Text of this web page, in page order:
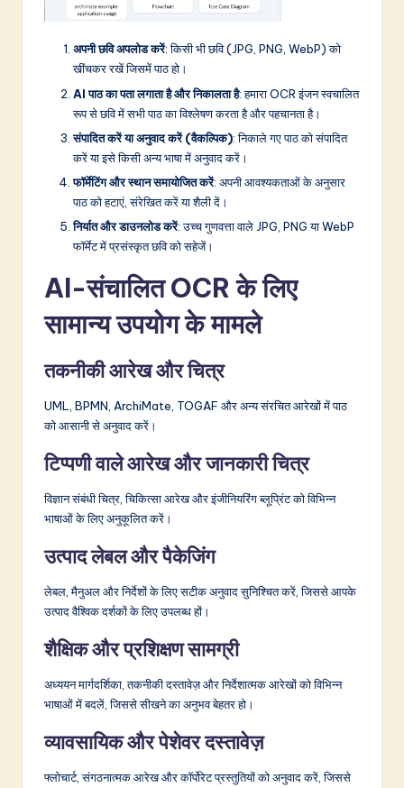
अपनी छवि अपलोड करें: किसी भी छवि (JPG, PNG, WebP) को
खींचकर रखें जिसमें पाठ हो।
AI पाठ का पता लगाता है और निकालता है: हमारा OCR इंजन स्वचालित
रूप से छवि में सभी पाठ का विश्लेषण करता है और पहचानता है।
संपादित करें या अनुवाद करें (वैकल्पिक): निकाले गए पाठ को संपादित
करें या इसे किसी अन्य भाषा में अनुवाद करें।
फॉर्मेटिंग और स्थान समायोजित करें: अपनी आवश्यकताओं के अनुसार
पाठ को हटाएं, संरेखित करें या शैली दें।
निर्यात और डाउनलोड करें: उच्च गुणवत्ता वाले JPG, PNG या WebP
फॉर्मेट में प्रसंस्कृत छवि को सहेजें।
AI-संचालित OCR के लिए
सामान्य उपयोग के मामले
तकनीकी आरेख और चित्र
UML, BPMN, ArchiMate, TOGAF और अन्य संरचित आरेखों में पाठ
को आसानी से अनुवाद करें।
टिप्पणी वाले आरेख और जानकारी चित्र
विज्ञान संबंधी चित्र, चिकित्सा आरेख और इंजीनियरिंग ब्लूप्रिंट को विभिन्न
भाषाओं के लिए अनुकूलित करें।
उत्पाद लेबल और पैकेजिंग
लेबल, मैनुअल और निर्देशों के लिए सटीक अनुवाद सुनिश्चित करें, जिससे आपके
उत्पाद वैश्विक दर्शकों के लिए उपलब्ध हों।
शैक्षिक और प्रशिक्षण सामग्री
अध्ययन मार्गदर्शिका, तकनीकी दस्तावेज़ और निर्देशात्मक आरेखों को विभिन्न
भाषाओं में बदलें, जिससे सीखने का अनुभव बेहतर हो।
व्यावसायिक और पेशेवर दस्तावेज़
फ्लोचार्ट, संगठनात्मक आरेख और कॉर्पोरेट प्रस्तुतियों को अनुवाद करें, जिससे